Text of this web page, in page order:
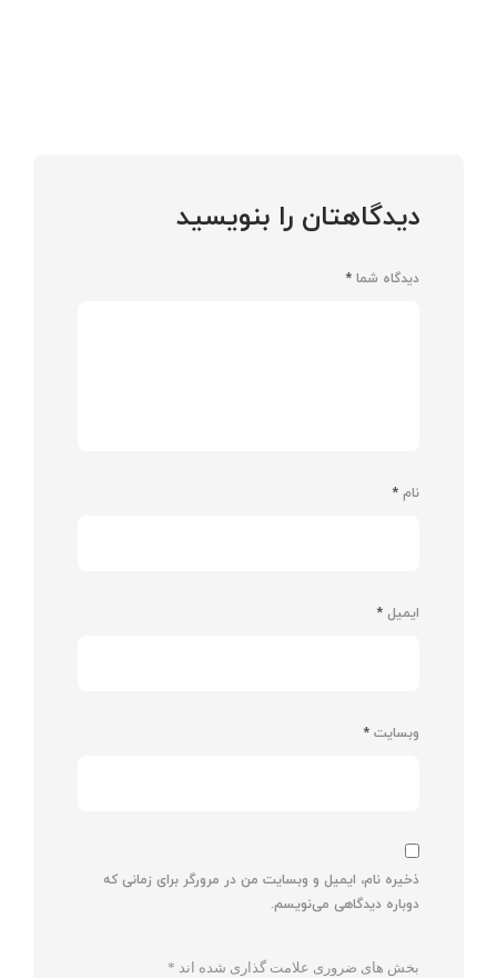
دیدگاهتان را بنویسید
دیدگاه شما *
نام *
ایمیل *
وبسایت *
ذخیره نام، ایمیل و وبسایت من در مرورگر برای زمانی که
دوباره دیدگاهی می‌نویسم.
بخش های ضروری علامت گذاری شده اند *